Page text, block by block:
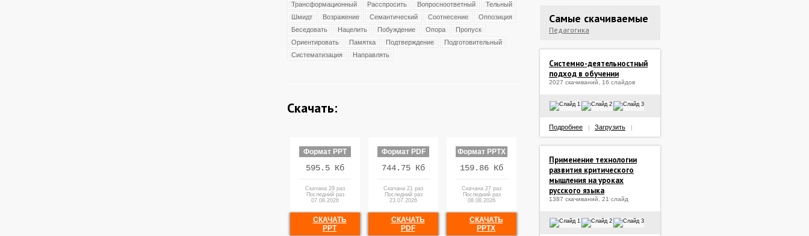
Трансформационный Расспросить Вопросноответный
Тельный
Шмидт
Возражение Семантический Соотнесение
Оппозиция
Беседовать
Нацелить Побуждение Опора
Пропуск
Ориентировать
Памятка Подтверждение
Подготовительный
Систематизация
Направлять
Скачать:
Формат PPT
595.5 Кб
Скачана 29 раз
Последний раз
07.08.2026
СКАЧАТЬ
PPT
Формат PDF
744.75 Кб
Скачана 21 раз
Последний раз
23.07.2026
СКАЧАТЬ
PDF
Формат PPTX
159.86 Кб
Скачана 27 раз
Последний раз
08.08.2026
СКАЧАТЬ
PPTX
Самые скачиваемые
Педагогика
Системно-деятельностный
подход в обучении
2027 скачиваний, 16 слайдов
Подробнее Загрузить
Применение технологии
развития критического
мышления на уроках
русского языка
1387 скачиваний, 21 слайд